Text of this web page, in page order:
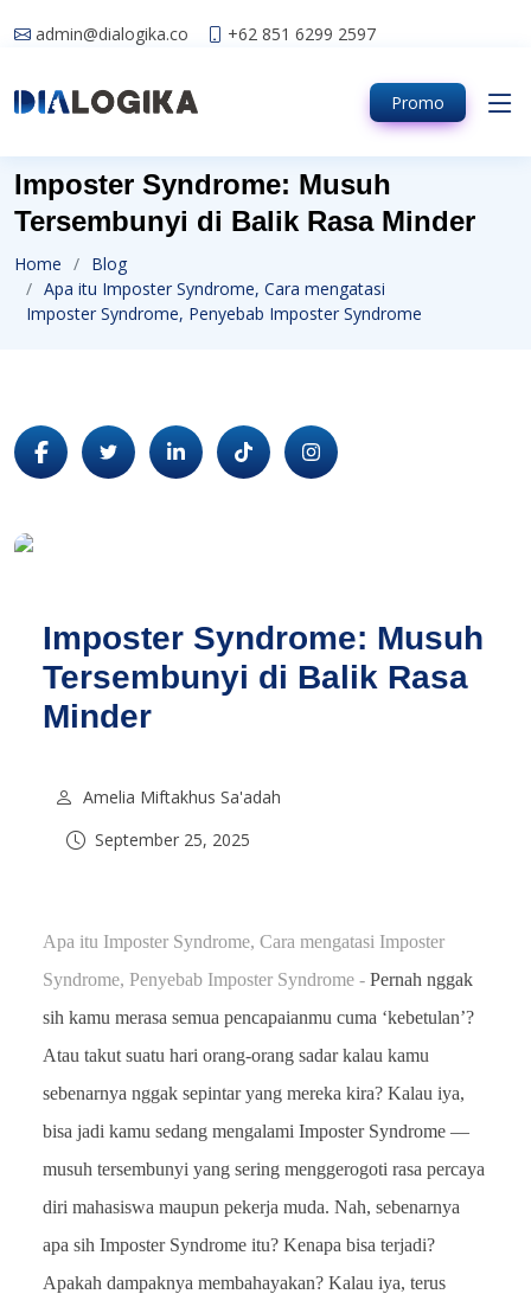
admin@dialogika.co +62 851 6299 2597
Promo
Imposter Syndrome: Musuh
Tersembunyi di Balik Rasa Minder
Home
Blog
Apa itu Imposter Syndrome, Cara mengatasi
Imposter Syndrome, Penyebab Imposter Syndrome
Imposter Syndrome: Musuh
Tersembunyi di Balik Rasa
Minder
Amelia Miftakhus Sa'adah
September 25, 2025
Apa itu Imposter Syndrome, Cara mengatasi Imposter
Syndrome, Penyebab Imposter Syndrome - Pernah nggak
sih kamu merasa semua pencapaianmu cuma ‘kebetulan’?
Atau takut suatu hari orang-orang sadar kalau kamu
sebenarnya nggak sepintar yang mereka kira? Kalau iya,
bisa jadi kamu sedang mengalami Imposter Syndrome —
musuh tersembunyi yang sering menggerogoti rasa percaya
diri mahasiswa maupun pekerja muda. Nah, sebenarnya
apa sih Imposter Syndrome itu? Kenapa bisa terjadi?
Apakah dampaknya membahayakan? Kalau iya, terus